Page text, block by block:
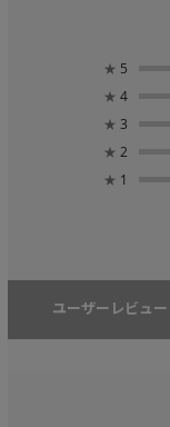
★ 5
★ 4
★ 3
★ 2
★ 1
ユーザーレビュー